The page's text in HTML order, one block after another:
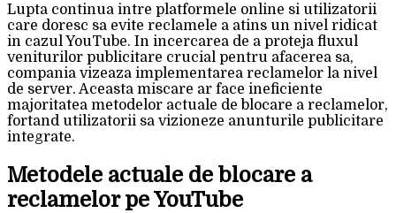
Lupta continua intre platformele online si utilizatorii
care doresc sa evite reclamele a atins un nivel ridicat
in cazul YouTube. In incercarea de a proteja fluxul
veniturilor publicitare crucial pentru afacerea sa,
compania vizeaza implementarea reclamelor la nivel
de server. Aceasta miscare ar face ineficiente
majoritatea metodelor actuale de blocare a reclamelor,
fortand utilizatorii sa vizioneze anunturile publicitare
integrate.
Metodele actuale de blocare a
reclamelor pe YouTube